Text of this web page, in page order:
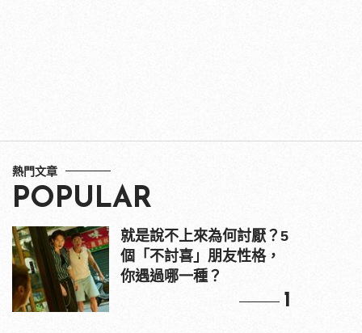
熱門文章
POPULAR
就是說不上來為何討厭？5
個「不討喜」朋友性格，
你遇過哪一種？
1